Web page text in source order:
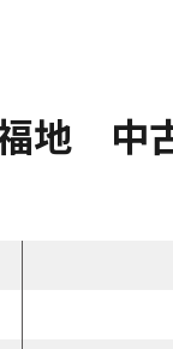
地 中